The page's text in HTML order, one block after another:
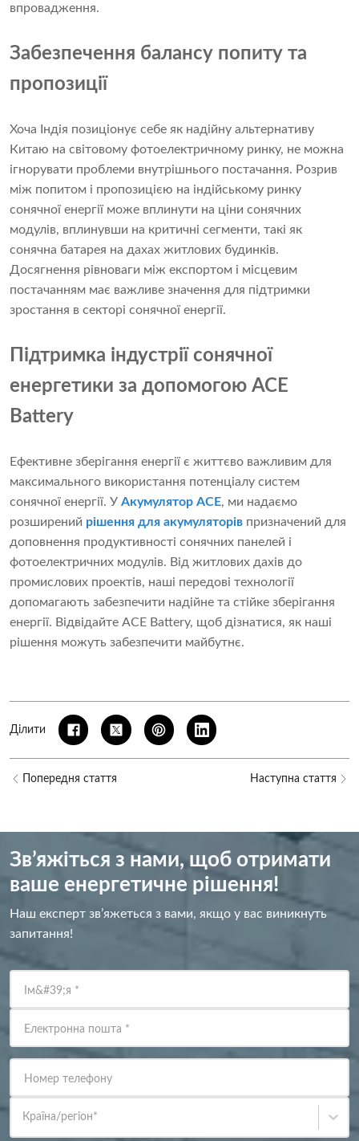
впровадження.
Забезпечення балансу попиту та
пропозиції
Хоча Індія позиціонує себе як надійну альтернативу
Китаю на світовому фотоелектричному ринку, не можна
ігнорувати проблеми внутрішнього постачання. Розрив
між попитом і пропозицією на індійському ринку
сонячної енергії може вплинути на ціни сонячних
модулів, вплинувши на критичні сегменти, такі як
сонячна батарея на дахах житлових будинків.
Досягнення рівноваги між експортом і місцевим
постачанням має важливе значення для підтримки
зростання в секторі сонячної енергії.
Підтримка індустрії сонячної
енергетики за допомогою ACE
Battery
Ефективне зберігання енергії є життєво важливим для
максимального використання потенціалу систем
сонячної енергії. У Акумулятор ACE, ми надаємо
розширений рішення для акумуляторів призначений для
доповнення продуктивності сонячних панелей і
фотоелектричних модулів. Від житлових дахів до
промислових проектів, наші передові технології
допомагають забезпечити надійне та стійке зберігання
енергії. Відвідайте ACE Battery, щоб дізнатися, як наші
рішення можуть забезпечити майбутнє.
Ділити
Попередня стаття Наступна стаття
Зв’яжіться з нами, щоб отримати
ваше енергетичне рішення!
Наш експерт зв’яжеться з вами, якщо у вас виникнуть
запитання!
Ім&#39;я *
Електронна пошта *
Номер телефону
Країна/регіон*